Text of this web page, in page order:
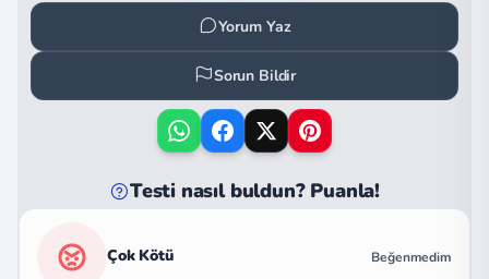
Yorum Yaz
Sorun Bildir
Testi nasıl buldun? Puanla!
Çok Kötü Beğenmedim